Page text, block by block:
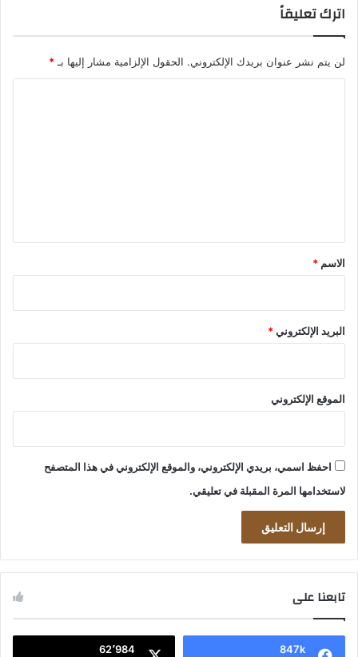
اترك تعليقاً
لن يتم نشر عنوان بريدك الإلكتروني. الحقول الإلزامية مشار إليها بـ *
*
الاسم *
البريد الإلكتروني*
الموقع الإلكتروني
احفظ اسمي، بريدي الإلكتروني، والموقع الإلكتروني في هذا المتصفح
لاستخدامها المرة المقبلة في تعليقي.
تابعنا على
847k 62٬984